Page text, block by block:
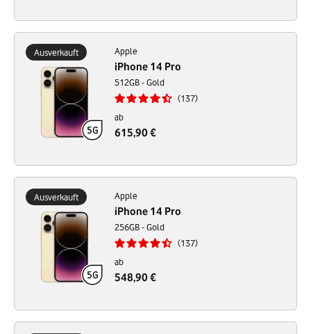
Ausverkauft Apple
iPhone 14 Pro
512GB - Gold
137
ab
615,90 €
Ausverkauft Apple
iPhone 14 Pro
256GB - Gold
137
ab
548,90 €